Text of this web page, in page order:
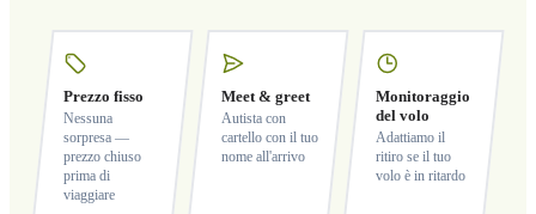
Prezzo fisso
Nessuna
sorpresa —
prezzo chiuso
prima di
viaggiare
Meet & greet
Autista con
cartello con il tuo
nome all'arrivo
Monitoraggio
del volo
Adattiamo il
ritiro se il tuo
volo è in ritardo